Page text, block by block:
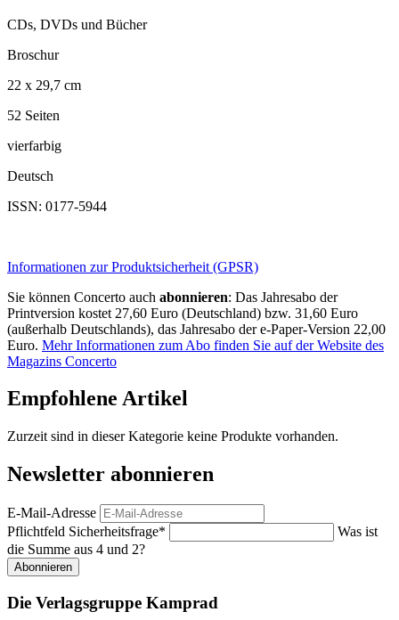
CDs, DVDs und Bücher
Broschur
22 x 29,7 cm
52 Seiten
vierfarbig
Deutsch
ISSN: 0177-5944
Informationen zur Produktsicherheit (GPSR)
Sie können Concerto auch abonnieren: Das Jahresabo der
Printversion kostet 27,60 Euro (Deutschland) bzw. 31,60 Euro
(außerhalb Deutschlands), das Jahresabo der e-Paper-Version 22,00
Euro. Mehr Informationen zum Abo finden Sie auf der Website des
Magazins Concerto
Empfohlene Artikel
Zurzeit sind in dieser Kategorie keine Produkte vorhanden.
Newsletter abonnieren
E-Mail-Adresse
Pflichtfeld Sicherheitsfrage*
Was ist
die Summe aus 4 und 2?
Abonnieren
Die Verlagsgruppe Kamprad